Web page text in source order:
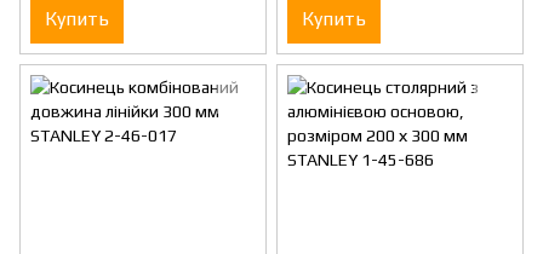
Купить Купить